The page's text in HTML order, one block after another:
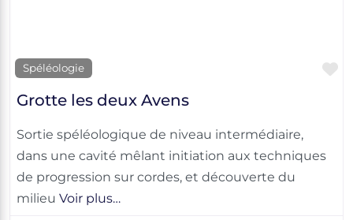
Spéléologie
Grotte les deux Avens
Sortie spéléologique de niveau intermédiaire,
dans une cavité mêlant initiation aux techniques
de progression sur cordes, et découverte du
milieu Voir plus…